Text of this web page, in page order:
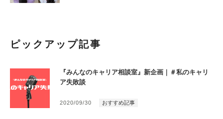
ピックアップ記事
『みんなのキャリア相談室』新企画｜＃私のキャリ
ア失敗談
2020/09/30 おすすめ記事